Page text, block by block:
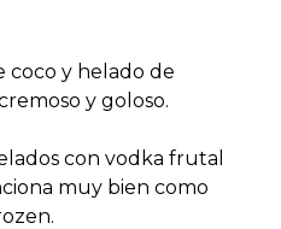
coco y helado de
y goloso.
con vodka frutal
muy bien como